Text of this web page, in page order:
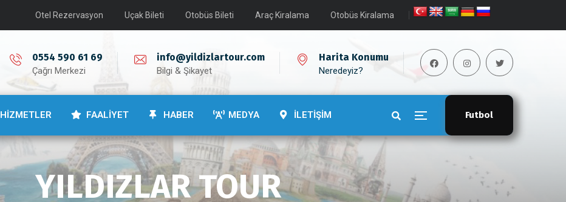
Otel Rezervasyon Uçak Bileti Otobüs Bileti Araç Kiralama Otobüs Kiralama
0554 590 61 69
Çağrı Merkezi
info@yildizlartour.com
Bilgi & Şikayet
Harita Konumu
Neredeyiz?
Futbol
HİZMETLER FAALİYET HABER MEDYA İLETİŞİM
YILDIZLAR TOUR